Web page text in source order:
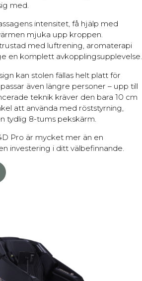
med.
intensitet, få hjälp med
mjuka upp kroppen.
med luftrening, aromaterapi
en komplett avkopplingsupplevelse.
kan stolen fällas helt platt för
även längre personer – upp till
teknik kräver den bara 10 cm
att använda med röststyrning,
tydlig 8-tums pekskärm.
Pro är mycket mer än en
investering i ditt välbefinnande.